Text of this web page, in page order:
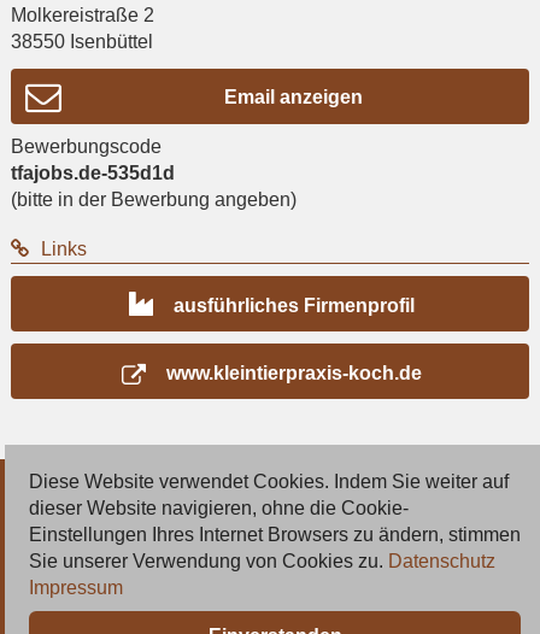
Molkereistraße 2
38550 Isenbüttel
Email anzeigen
Bewerbungscode
tfajobs.de-535d1d
(bitte in der Bewerbung angeben)
Links
ausführliches Firmenprofil
www.kleintierpraxis-koch.de
© 2026 Deutsche Jobmarkt GmbH
Inserieren
Kontakt
Diese Website verwendet Cookies. Indem Sie weiter auf
dieser Website navigieren, ohne die Cookie-
Einstellungen Ihres Internet Browsers zu ändern, stimmen
Sie unserer Verwendung von Cookies zu. Datenschutz
Impressum